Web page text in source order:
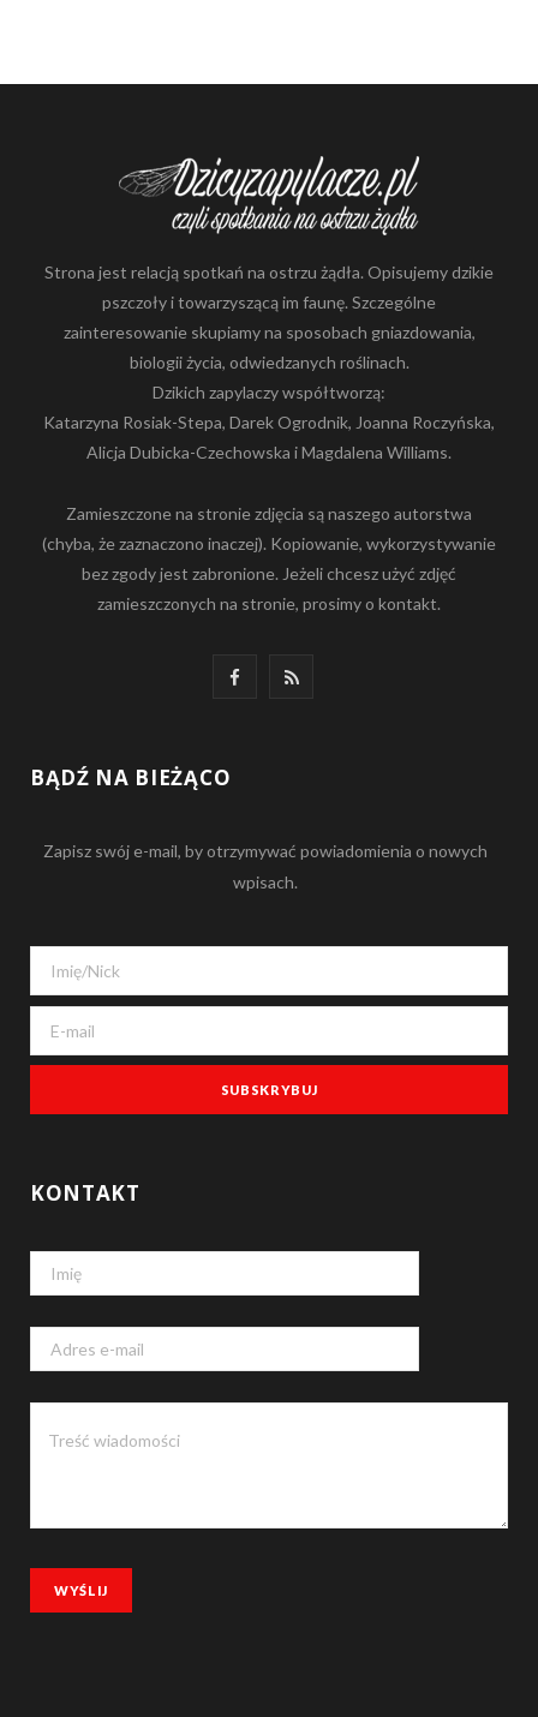
Strona jest relacją spotkań na ostrzu żądła. Opisujemy dzikie
pszczoły i towarzyszącą im faunę. Szczególne
zainteresowanie skupiamy na sposobach gniazdowania,
biologii życia, odwiedzanych roślinach.
Dzikich zapylaczy współtworzą:
Katarzyna Rosiak-Stepa, Darek Ogrodnik, Joanna Roczyńska,
Alicja Dubicka-Czechowska i Magdalena Williams.
Zamieszczone na stronie zdjęcia są naszego autorstwa
(chyba, że zaznaczono inaczej). Kopiowanie, wykorzystywanie
bez zgody jest zabronione. Jeżeli chcesz użyć zdjęć
zamieszczonych na stronie, prosimy o kontakt.
b
o
o
R
BĄDŹ NA BIEŻĄCO
Zapisz swój e-mail, by otrzymywać powiadomienia o nowych
wpisach.
KONTAKT